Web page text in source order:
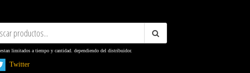
limitados a tiempo y cantidad. dependiendo del distribuidor.
Twitter